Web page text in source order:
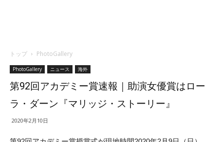
トップ PhotoGallery
PhotoGallery ニュース 海外
第92回アカデミー賞速報｜助演女優賞はロー
ラ・ダーン『マリッジ・ストーリー』
2020年2月10日